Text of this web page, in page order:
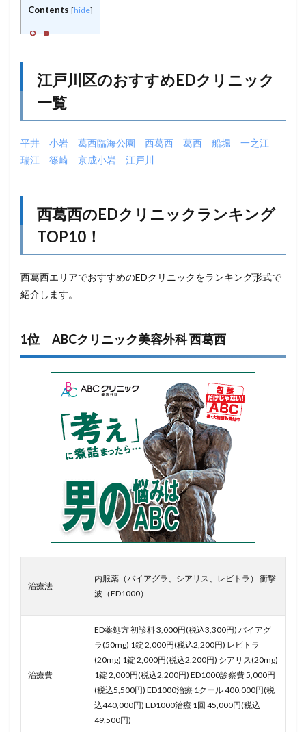
Contents [hide]
江戸川区のおすすめEDクリニック
一覧
平井 小岩 葛西臨海公園 西葛西 葛西 船堀
一之江
瑞江
篠崎 京成小岩 江戸川
西葛西のEDクリニックランキング
TOP10！
西葛西エリアでおすすめのEDクリニックをランキング形式で
紹介します。
1位 ABCクリニック美容外科 西葛西
治療法
内服薬（バイアグラ、シアリス、レビトラ） 衝撃
波（ED1000）
治療費
ED薬処方 初診料 3,000円(税込3,300円) バイアグ
ラ(50mg) 1錠 2,000円(税込2,200円) レビトラ
(20mg) 1錠 2,000円(税込2,200円) シアリス(20mg)
1錠 2,000円(税込2,200円) ED1000診察費 5,000円
(税込5,500円) ED1000治療 1クール 400,000円(税
込440,000円) ED1000治療 1回 45,000円(税込
49,500円)